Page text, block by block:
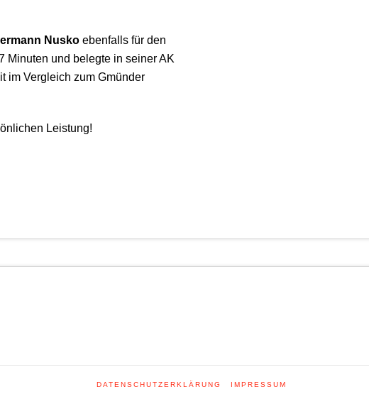
Nusko ebenfalls für den
Minuten und belegte in seiner AK
im Vergleich zum Gmünder
Leistung!
DATENSCHUTZERKLÄRUNG IMPRESSUM